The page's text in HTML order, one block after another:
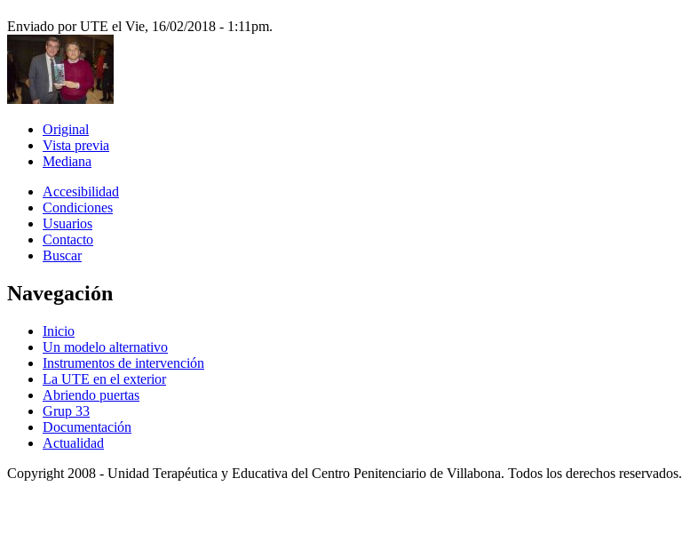
Enviado por UTE el Vie, 16/02/2018 - 1:11pm.
Original
Vista previa
Mediana
Accesibilidad
Condiciones
Usuarios
Contacto
Buscar
Navegación
Inicio
Un modelo alternativo
Instrumentos de intervención
La UTE en el exterior
Abriendo puertas
Grup 33
Documentación
Actualidad
Copyright 2008 - Unidad Terapéutica y Educativa del Centro Penitenciario de Villabona. Todos los derechos reservados.